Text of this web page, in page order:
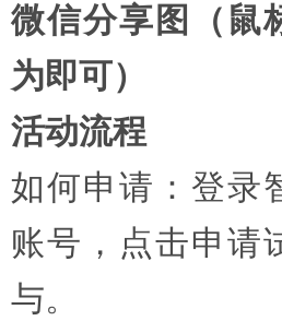
微信分享图（鼠
为即可）
活动流程
如何申请：登录
账号，点击申请
与。